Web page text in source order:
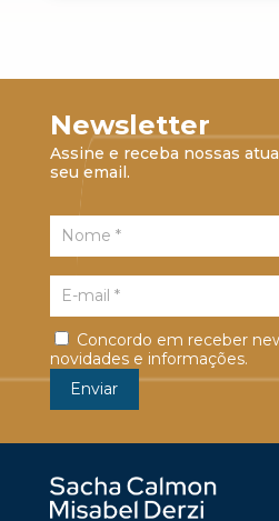
Newsletter
Assine e receba nossas
seu email.
Concordo em receber
novidades e informações.